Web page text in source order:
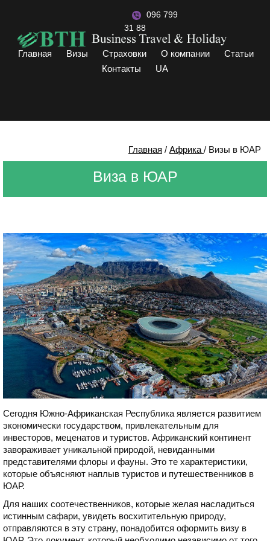
Главная Визы Страховки О компании
Статьи
Контакты
UA
096 799
31 88
Главная / Африка / Визы в ЮАР
Виза в ЮАР
Сегодня Южно-Африканская Республика является развитием
экономически государством, привлекательным для
инвесторов, меценатов и туристов. Африканский континент
завораживает уникальной природой, невиданными
представителями флоры и фауны. Это те характеристики,
которые объясняют наплыв туристов и путешественников в
ЮАР.
Для наших соотечественников, которые желая насладиться
истинным сафари, увидеть восхитительную природу,
отправляются в эту страну, понадобится оформить визу в